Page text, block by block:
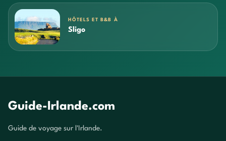
HÔTELS ET B&B À
Sligo
Guide-Irlande.com
Guide de voyage sur l'Irlande.